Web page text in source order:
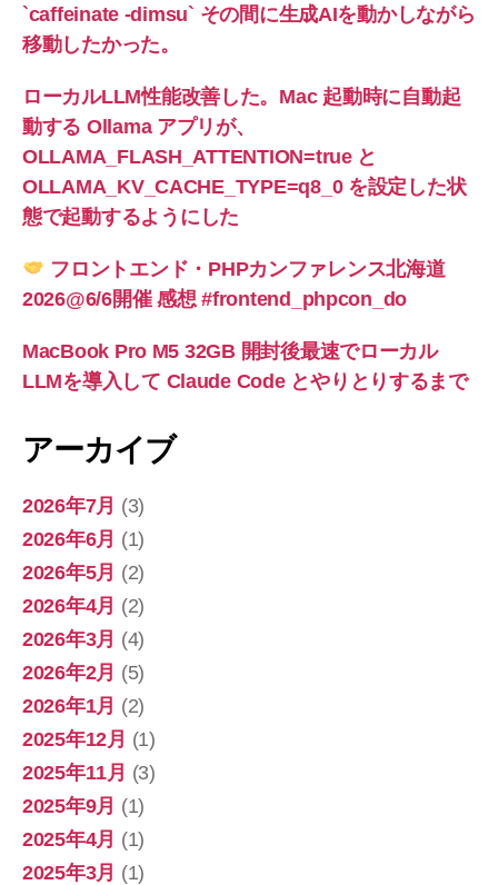
`caffeinate -dimsu` その間に生成AIを動かしながら
移動したかった。
ローカルLLM性能改善した。Mac 起動時に自動起
動する Ollama アプリが、
OLLAMA_FLASH_ATTENTION=true と
OLLAMA_KV_CACHE_TYPE=q8_0 を設定した状
態で起動するようにした
フロントエンド・PHPカンファレンス北海道
2026@6/6開催 感想 #frontend_phpcon_do
MacBook Pro M5 32GB 開封後最速でローカル
LLMを導入して Claude Code とやりとりするまで
アーカイブ
2026年7月 (3)
2026年6月 (1)
2026年5月 (2)
2026年4月 (2)
2026年3月 (4)
2026年2月 (5)
2026年1月 (2)
2025年12月 (1)
2025年11月 (3)
2025年9月 (1)
2025年4月 (1)
2025年3月 (1)